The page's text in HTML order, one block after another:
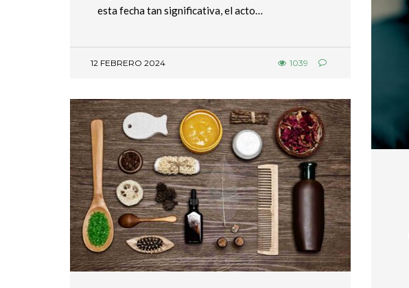
esta fecha tan significativa, el acto…
12 FEBRERO 2024 1039